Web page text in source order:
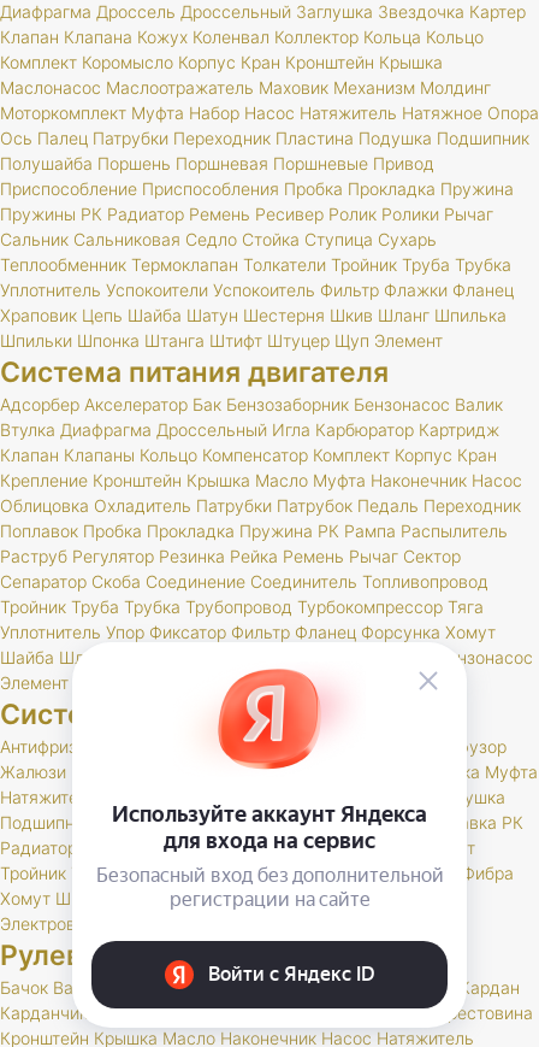
Диафрагма Дроссель Дроссельный Заглушка Звездочка Картер
Клапан Клапана Кожух Коленвал Коллектор Кольца Кольцо
Комплект Коромысло Корпус Кран Кронштейн Крышка
Маслонасос Маслоотражатель Маховик Механизм Молдинг
Моторкомплект Муфта Набор Насос Натяжитель Натяжное Опора
Ось Палец Патрубки Переходник Пластина Подушка Подшипник
Полушайба Поршень Поршневая Поршневые Привод
Приспособление Приспособления Пробка Прокладка Пружина
Пружины РК Радиатор Ремень Ресивер Ролик Ролики Рычаг
Сальник Сальниковая Седло Стойка Ступица Сухарь
Теплообменник Термоклапан Толкатели Тройник Труба Трубка
Уплотнитель Успокоители Успокоитель Фильтр Флажки Фланец
Храповик Цепь Шайба Шатун Шестерня Шкив Шланг Шпилька
Шпильки Шпонка Штанга Штифт Штуцер Щуп Элемент
Система питания двигателя
Адсорбер Акселератор Бак Бензозаборник Бензонасос Валик
Втулка Диафрагма Дроссельный Игла Карбюратор Картридж
Клапан Клапаны Кольцо Компенсатор Комплект Корпус Кран
Крепление Кронштейн Крышка Масло Муфта Наконечник Насос
Облицовка Охладитель Патрубки Патрубок Педаль Переходник
Поплавок Пробка Прокладка Пружина РК Рампа Распылитель
Раструб Регулятор Резинка Рейка Ремень Рычаг Сектор
Сепаратор Скоба Соединение Соединитель Топливопровод
Тройник Труба Трубка Трубопровод Турбокомпрессор Тяга
Уплотнитель Упор Фиксатор Фильтр Фланец Форсунка Хомут
Шайба Шланг
Электробензонасос
Элемент
Система охлаждения
Антифриз Вентилятор
Диффузор
Жалюзи
Корпус Кран Крышка Муфта
Натяжитель
Подушка
Подшипник
Полупомпа Помпа Привод Прокладка Проставка РК
Радиатор
Ролик Ролики Рукав Ступица
Термостат
Тройник Труба Трубка Тяга УГОЛОК Удлинитель Фальш
Фибра
Хомут Шкив Шпилька Штуцер Электробензонасос
Электровентилятор
Рулевое управление
Бачок Вал Втулка Гидроусилитель Демпфер Держатель
Кардан
Карданчик
Кожух Колонка Кольцо Корпус Крепление
Крестовина
Кронштейн Крышка Масло Наконечник Насос Натяжитель